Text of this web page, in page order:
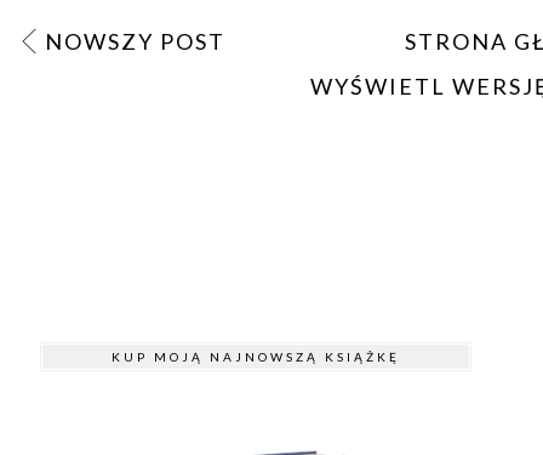
NOWSZY POST
STRONA
WYŚWIETL
KUP MOJĄ NAJNOWSZĄ KSIĄŻKĘ